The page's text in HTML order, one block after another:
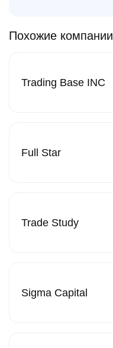
Похожие компании
Trading Base INC
Full Star
Trade Study
Sigma Capital